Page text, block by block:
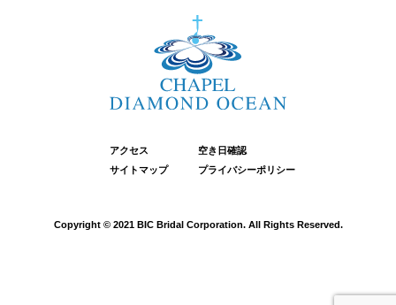
アクセス
空き日確認
サイトマップ
プライバシーポリシー
Copyright © 2021 BIC Bridal Corporation. All Rights Reserved.